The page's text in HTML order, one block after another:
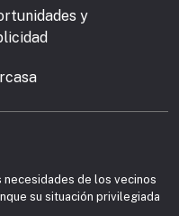
y
necesidades de los vecinos
su situación privilegiada